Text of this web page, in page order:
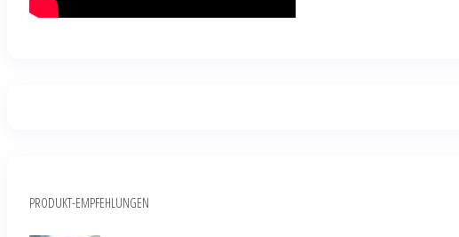
PRODUKT-EMPFEHLUNGEN